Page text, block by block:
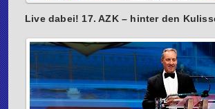
Live dabei! 17. AZK – hinter den